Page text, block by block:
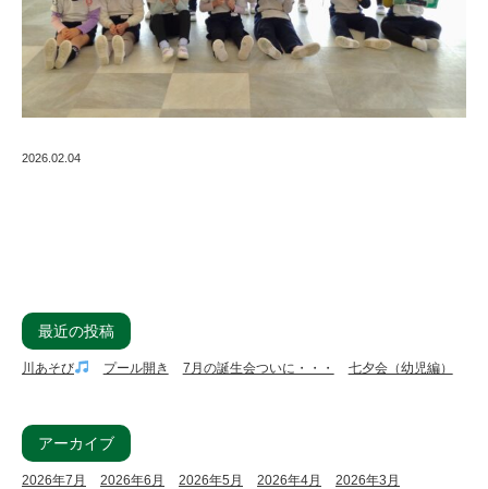
2026.02.04
最近の投稿
川あそび プール開き 7月の誕生会ついに・・・ 七夕会（幼児編）
アーカイブ
2026年7月 2026年6月 2026年5月 2026年4月
2026年3月